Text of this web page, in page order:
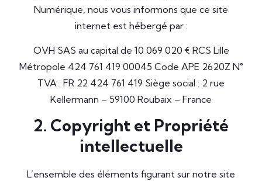
Numérique, nous vous informons que ce site
internet est hébergé par :
OVH SAS au capital de 10 069 020 € RCS Lille
Métropole 424 761 419 00045 Code APE 2620Z N°
TVA : FR 22 424 761 419 Siège social : 2 rue
Kellermann – 59100 Roubaix – France
2. Copyright et Propriété
intellectuelle
L’ensemble des éléments figurant sur notre site